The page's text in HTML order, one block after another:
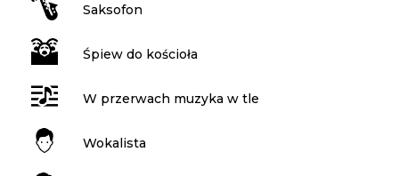
Saksofon
Śpiew do kościoła
W przerwach muzyka w tle
Wokalista